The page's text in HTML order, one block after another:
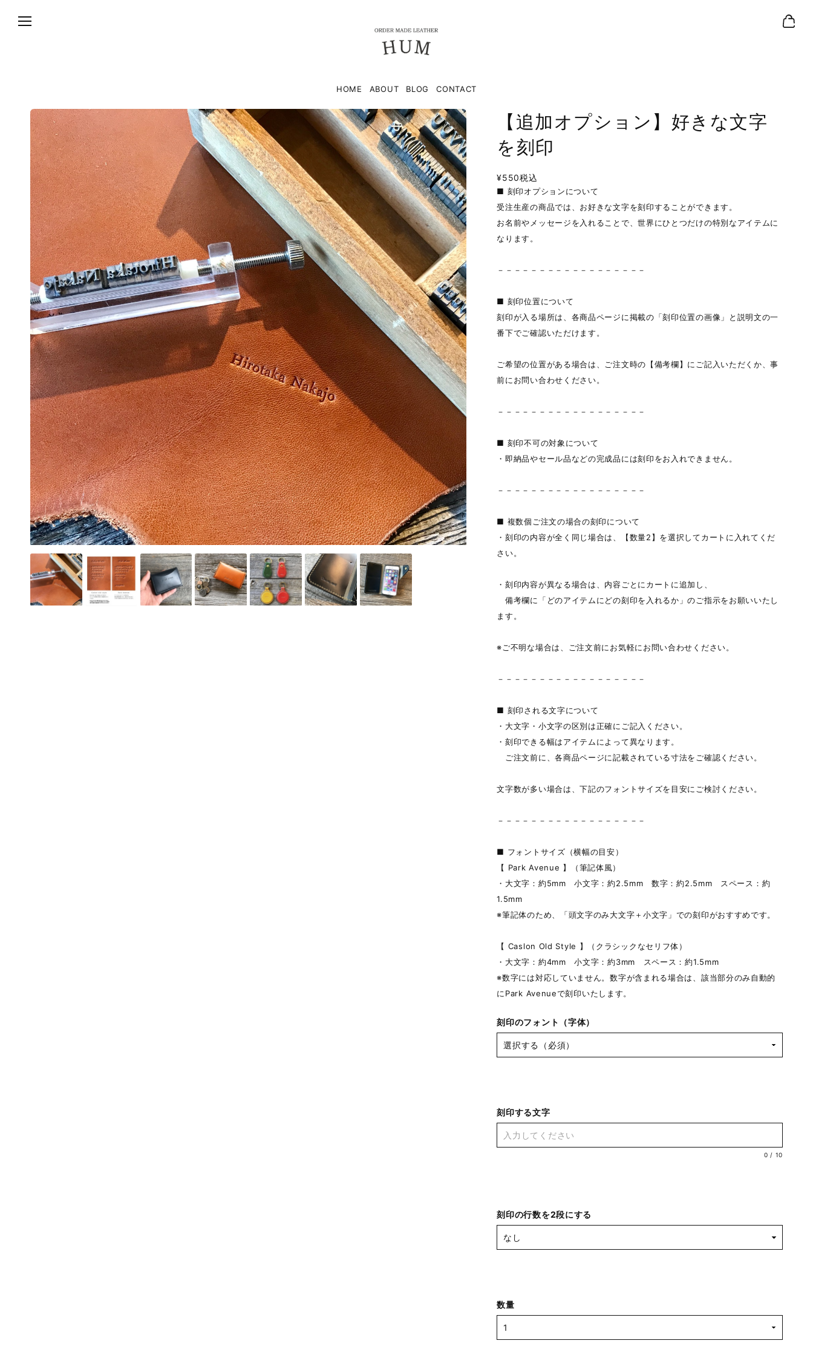
HOME ABOUT BLOG CONTACT
【追加オプション】好きな文字
を刻印
¥550税込
■ 刻印オプションについて
受注生産の商品では、お好きな文字を刻印することができます。
お名前やメッセージを入れることで、世界にひとつだけの特別なアイテムに
なります。
－－－－－－－－－－－－－－－－－－
■ 刻印位置について
刻印が入る場所は、各商品ページに掲載の「刻印位置の画像」と説明文の一
番下でご確認いただけます。
ご希望の位置がある場合は、ご注文時の【備考欄】にご記入いただくか、事
前にお問い合わせください。
－－－－－－－－－－－－－－－－－－
■ 刻印不可の対象について
・即納品やセール品などの完成品には刻印をお入れできません。
－－－－－－－－－－－－－－－－－－
■ 複数個ご注文の場合の刻印について
・刻印の内容が全く同じ場合は、【数量2】を選択してカートに入れてくだ
さい。
・刻印内容が異なる場合は、内容ごとにカートに追加し、
備考欄に「どのアイテムにどの刻印を入れるか」のご指示をお願いいたし
ます。
※ご不明な場合は、ご注文前にお気軽にお問い合わせください。
－－－－－－－－－－－－－－－－－－
■ 刻印される文字について
・大文字・小文字の区別は正確にご記入ください。
・刻印できる幅はアイテムによって異なります。
ご注文前に、各商品ページに記載されている寸法をご確認ください。
文字数が多い場合は、下記のフォントサイズを目安にご検討ください。
－－－－－－－－－－－－－－－－－－
■ フォントサイズ（横幅の目安）
【 Park Avenue 】（筆記体風）
・大文字：約5mm 小文字：約2.5mm 数字：約2.5mm スペース：約
1.5mm
※筆記体のため、「頭文字のみ大文字＋小文字」での刻印がおすすめです。
【 Caslon Old Style 】（クラシックなセリフ体）
・大文字：約4mm 小文字：約3mm スペース：約1.5mm
※数字には対応していません。数字が含まれる場合は、該当部分のみ自動的
にPark Avenueで刻印いたします。
刻印のフォント（字体）
刻印する文字
0 / 10
刻印の行数を2段にする
数量